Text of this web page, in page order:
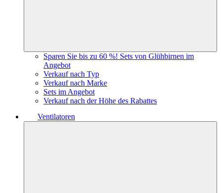
Sparen Sie bis zu 60 %! Sets von Glühbirnen im
Angebot
Verkauf nach Typ
Verkauf nach Marke
Sets im Angebot
Verkauf nach der Höhe des Rabattes
Ventilatoren